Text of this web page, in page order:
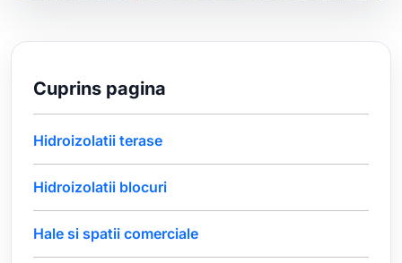
Cuprins pagina
Hidroizolatii terase
Hidroizolatii blocuri
Hale si spatii comerciale